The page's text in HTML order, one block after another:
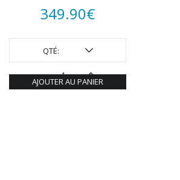
WIKING
XURON
349.90€
QTÉ:
AJOUTER AU PANIER